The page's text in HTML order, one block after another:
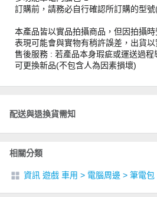
訂購前，請務必自行確認所訂購的型
本產品皆以實品拍攝商品，但因拍攝
表現可能會與實物有稍許誤差，出貨以
售後服務 : 若產品本身瑕疵或運送過
可更換新品(不包含人為因素損壞)
配送與退換貨需知
相關分類
資訊 遊戲 車用 > 電腦周邊 > 筆電包